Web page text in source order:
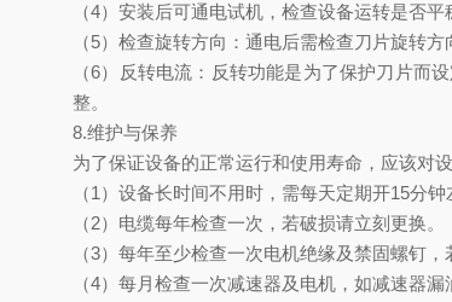
（4）安装后可通电试机，检查设备运转是否
（5）检查旋转方向：通电后需检查刀片旋转
（6）反转电流：反转功能是为了保护刀片而
整。
8.维护与保养
为了保证设备的正常运行和使用寿命，应该对
（1）设备长时间不用时，需每天定期开15分钟
（2）电缆每年检查一次，若破损请立刻更换。
（3）每年至少检查一次电机绝缘及禁固螺钉，
（4）每月检查一次减速器及电机，如减速器漏